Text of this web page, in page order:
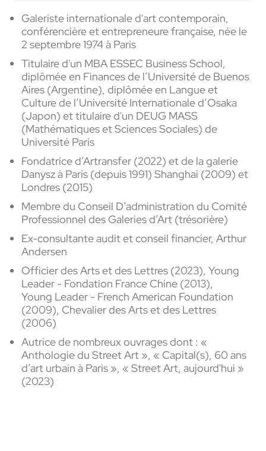
Galeriste internationale d'art contemporain,
conférencière et entrepreneure française, née le
2 septembre 1974 à Paris
Titulaire d'un MBA ESSEC Business School,
diplômée en Finances de l’Université de Buenos
Aires (Argentine), diplômée en Langue et
Culture de l’Université Internationale d’Osaka
(Japon) et titulaire d'un DEUG MASS
(Mathématiques et Sciences Sociales) de
Université Paris
Fondatrice d’Artransfer (2022) et de la galerie
Danysz à Paris (depuis 1991) Shanghai (2009) et
Londres (2015)
Membre du Conseil D’administration du Comité
Professionnel des Galeries d’Art (trésorière)
Ex-consultante audit et conseil financier, Arthur
Andersen
Officier des Arts et des Lettres (2023), Young
Leader - Fondation France Chine (2013),
Young Leader - French American Foundation
(2009), Chevalier des Arts et des Lettres
(2006)
Autrice de nombreux ouvrages dont : «
Anthologie du Street Art », « Capital(s), 60 ans
d’art urbain à Paris », « Street Art, aujourd'hui »
(2023)